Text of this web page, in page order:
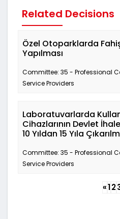
Related Decisions
Özel Otoparklarda
Yapılması
Committee: 35 - Professional
Service Providers
Laboratuvarlarda
Cihazlarının Devlet
10 Yıldan 15 Yıla
Committee: 35 - Professional
Service Providers
«12